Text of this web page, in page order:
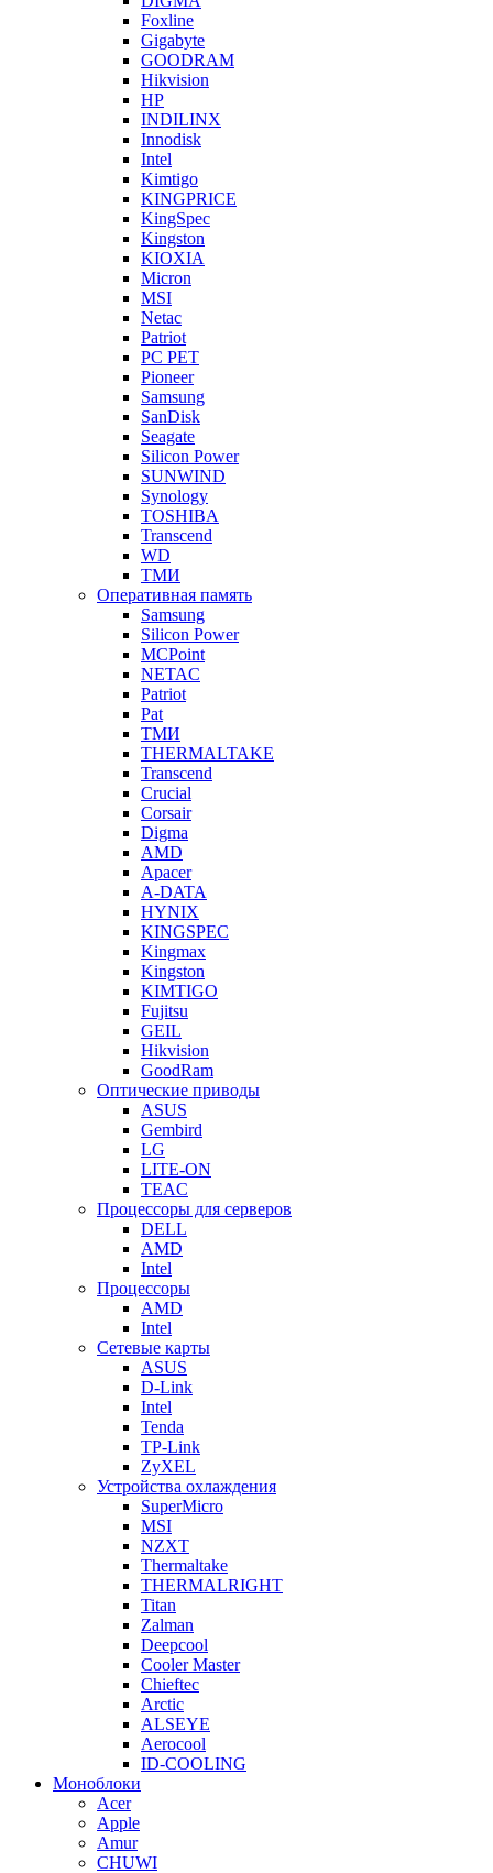
Foxline
Gigabyte
GOODRAM
Hikvision
HP
INDILINX
Innodisk
Intel
Kimtigo
KINGPRICE
KingSpec
Kingston
KIOXIA
Micron
MSI
Netac
Patriot
PC PET
Pioneer
Samsung
SanDisk
Seagate
Silicon Power
SUNWIND
Synology
TOSHIBA
Transcend
WD
ТМИ
Оперативная память
Samsung
Silicon Power
MCPoint
NETAC
Patriot
Pat
ТМИ
THERMALTAKE
Transcend
Crucial
Corsair
Digma
AMD
Apacer
A-DATA
HYNIX
KINGSPEC
Kingmax
Kingston
KIMTIGO
Fujitsu
GEIL
Hikvision
GoodRam
Оптические приводы
ASUS
Gembird
LG
LITE-ON
TEAC
Процессоры для серверов
DELL
AMD
Intel
Процессоры
AMD
Intel
Сетевые карты
ASUS
D-Link
Intel
Tenda
TP-Link
ZyXEL
Устройства охлаждения
SuperMicro
MSI
NZXT
Thermaltake
THERMALRIGHT
Titan
Zalman
Deepcool
Cooler Master
Chieftec
Arctic
ALSEYE
Aerocool
ID-COOLING
Моноблоки
Acer
Apple
Amur
CHUWI